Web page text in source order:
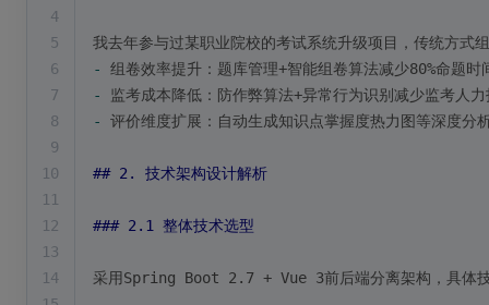
4
5
我去年参与过某职业院校的考试系统升级项目，传统方式
6
-
组卷效率提升：题库管理+智能组卷算法减少80%命题时
7
-
监考成本降低：防作弊算法+异常行为识别减少监考人力
8
-
评价维度扩展：自动生成知识点掌握度热力图等深度分
9
10
## 2. 技术架构设计解析
11
12
### 2.1 整体技术选型
13
14
采用Spring Boot 2.7 + Vue 3前后端分离架构，具体